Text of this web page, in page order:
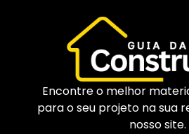
Encontre o melhor
para o seu projeto na sua
nosso site.